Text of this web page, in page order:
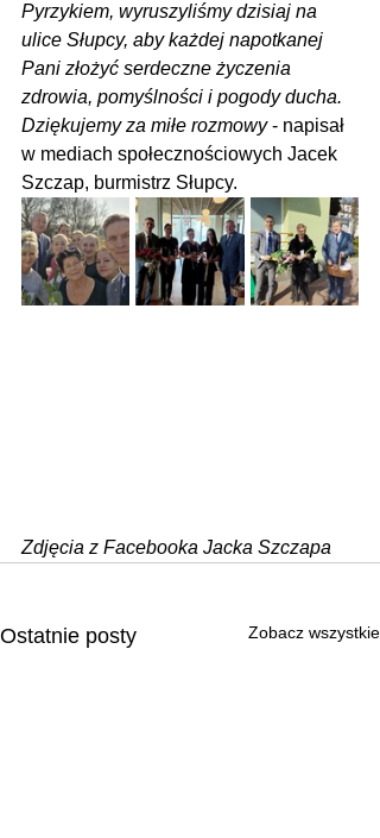
Pyrzykiem, wyruszyliśmy dzisiaj na
ulice Słupcy, aby każdej napotkanej
Pani złożyć serdeczne życzenia
zdrowia, pomyślności i pogody ducha.
Dziękujemy za miłe rozmowy - napisał
w mediach społecznościowych Jacek
Szczap, burmistrz Słupcy.
Zdjęcia z Facebooka Jacka Szczapa
Ostatnie posty Zobacz wszystkie